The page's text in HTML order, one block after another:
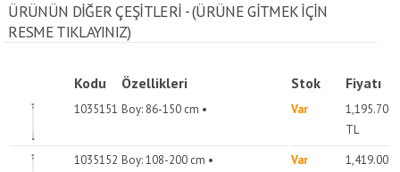
ÜRÜNÜN DİĞER ÇEŞİTLERİ - (ÜRÜNE GITMEK IÇIN
RESME TIKLAYINIZ)
Kodu Özellikleri Stok Fiyatı
1035151 Boy: 86-150 cm • Var
1,195.70
TL
1035152 Boy: 108-200 cm • Var
1,419.00